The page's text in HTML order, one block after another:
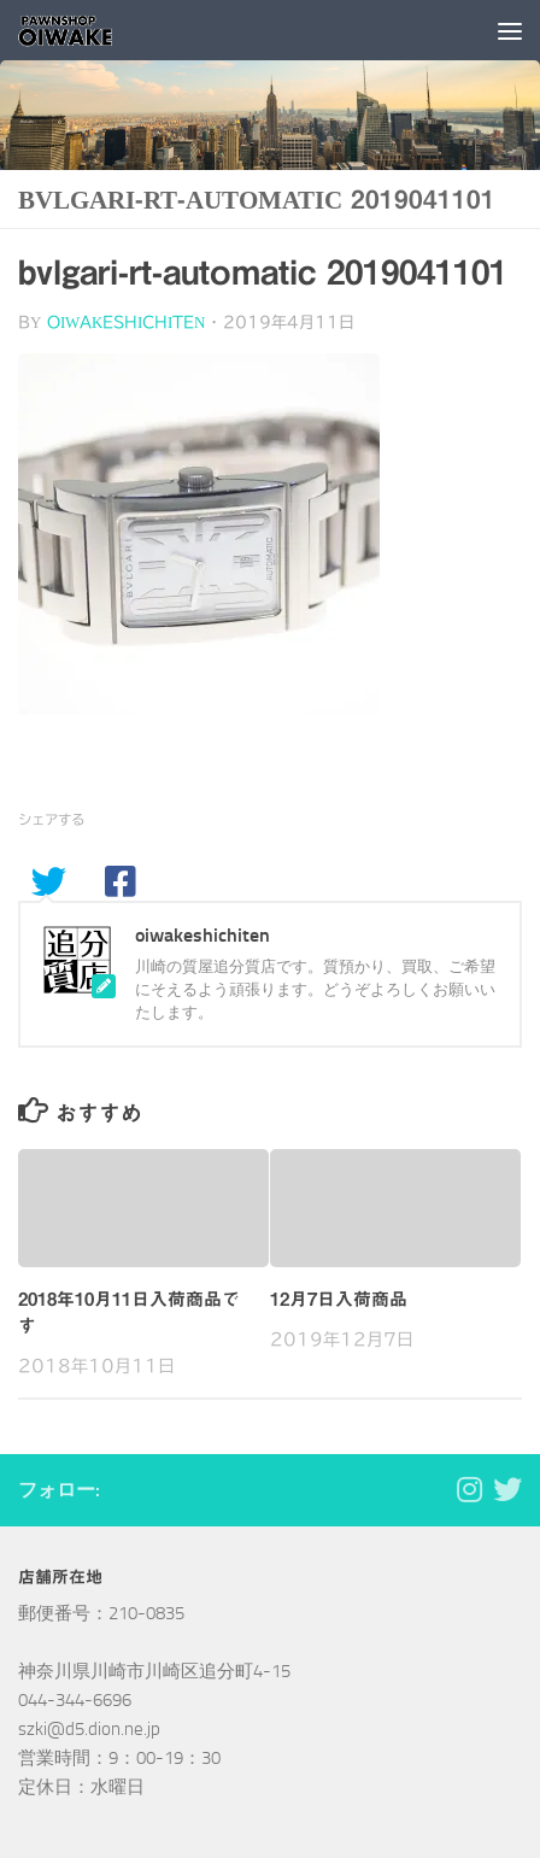
コンテンツへスキップ
BVLGARI-RT-AUTOMATIC 2019041101
bvlgari-rt-automatic 2019041101
BY OIWAKESHICHITEN · 2019年4月11日
シェアする
oiwakeshichiten
川崎の質屋追分質店です。質預かり、買取、ご希望
にそえるよう頑張ります。どうぞよろしくお願いい
たします。
おすすめ
2018年10月11日入荷商品で
す
2018年10月11日
12月7日入荷商品
2019年12月7日
フォロー:
店舗所在地
郵便番号：210-0835
神奈川県川崎市川崎区追分町4-15
044-344-6696
szki@d5.dion.ne.jp
営業時間：9：00-19：30
定休日：水曜日